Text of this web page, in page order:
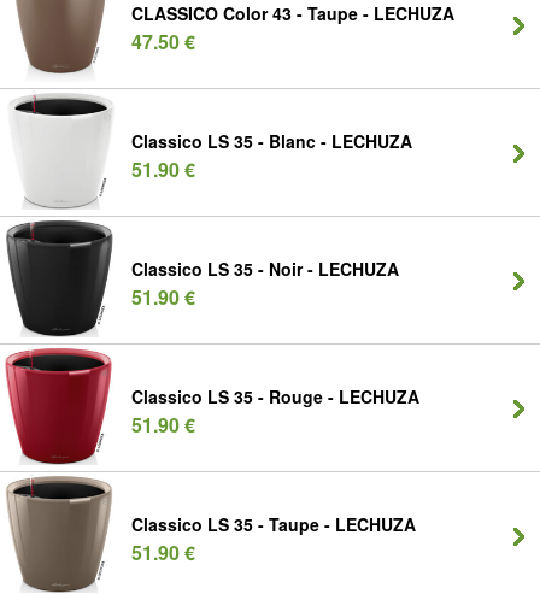
CLASSICO Color 43 - Taupe - LECHUZA
47.50 €
Classico LS 35 - Blanc - LECHUZA
51.90 €
Classico LS 35 - Noir - LECHUZA
51.90 €
Classico LS 35 - Rouge - LECHUZA
51.90 €
Classico LS 35 - Taupe - LECHUZA
51.90 €